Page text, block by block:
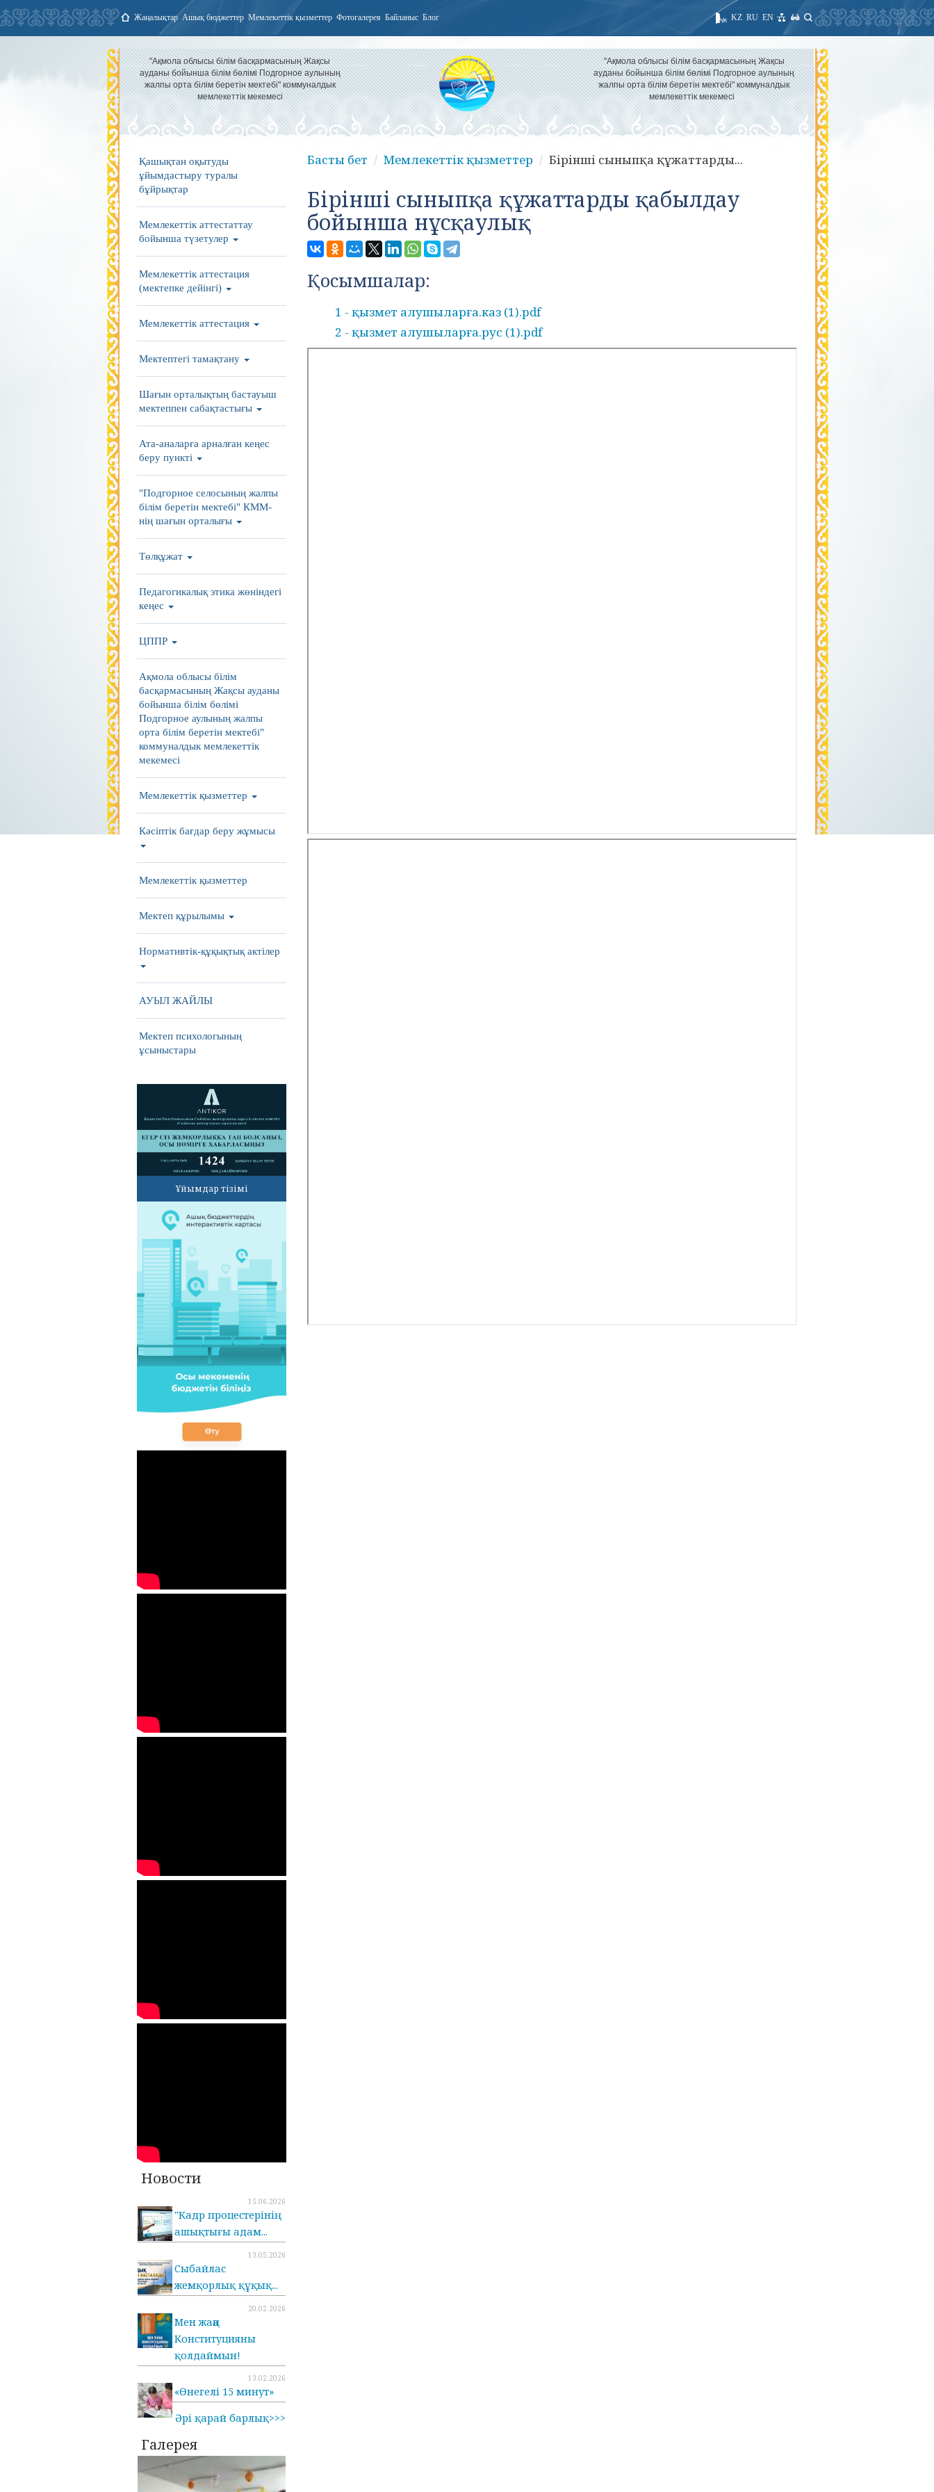
Жаңалықтар Ашық бюджеттер Мемлекеттік қызметтер Фотогалерея Байланыс Блог EN
RU
KZ
"Ақмола облысы білім басқармасының Жақсы
ауданы бойынша білім бөлімі Подгорное аулының
жалпы орта білім беретін мектебі" коммуналдык
мемлекеттік мекемесі
"Ақмола облысы білім басқармасының Жақсы
ауданы бойынша білім бөлімі Подгорное аулының
жалпы орта білім беретін мектебі" коммуналдык
мемлекеттік мекемесі
Қашықтан оқытуды
ұйымдастыру туралы
бұйрықтар
Мемлекеттік аттестаттау
бойынша түзетулер
Мемлекеттік аттестация
(мектепке дейінгі)
Мемлекеттік аттестация
Мектептегі тамақтану
Шағын орталықтың бастауыш
мектеппен сабақтастығы
Ата-аналарға арналған кеңес
беру пункті
"Подгорное селосының жалпы
білім беретін мектебі" КММ-
нің шағын орталығы
Төлқұжат
Педагогикалық этика жөніндегі
кеңес
ЦППР
Ақмола облысы білім
басқармасының Жақсы ауданы
бойынша білім бөлімі
Подгорное аулының жалпы
орта білім беретін мектебі"
коммуналдык мемлекеттік
мекемесі
Мемлекеттік қызметтер
Кәсіптік бағдар беру жұмысы
Мемлекеттік қызметтер
Мектеп құрылымы
Нормативтік-құқықтық актілер
АУЫЛ ЖАЙЛЫ
Мектеп психологының
ұсыныстары
Ұйымдар тізімі
Новости
15.06.2026
"Кадр процестерінің
ашықтығы адам...
13.05.2026
Cыбайлас
жемқорлық құқық...
20.02.2026
Мен жаңа
Конституцияны
қолдаймын!
13.02.2026
«Өнегелі 15 минут»
Әрі қарай барлық>>>
Галерея
Басты бет Мемлекеттік қызметтер Бірінші сыныпқа құжаттарды...
Бірінші сыныпқа құжаттарды қабылдау
бойынша нұсқаулық
Қосымшалар:
1 - қызмет алушыларға.каз (1).pdf
2 - қызмет алушыларға.рус (1).pdf